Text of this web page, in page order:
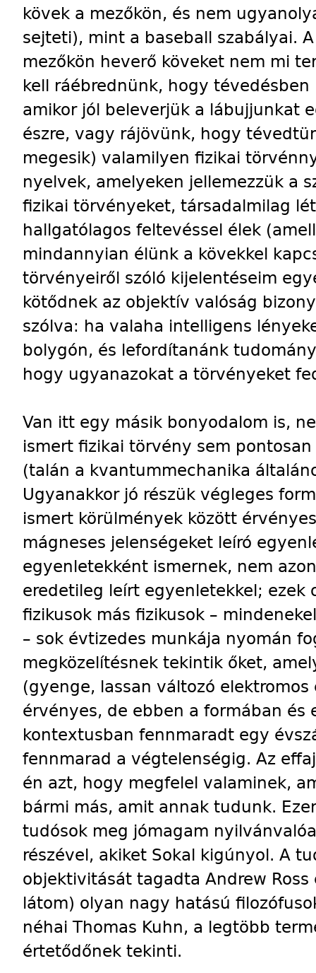
kövek a mezőkön, és nem
sejteti), mint a baseball szabályai.
mezőkön heverő köveket nem mi
kell ráébrednünk, hogy
amikor jól beleverjük a lábujjunkat
észre, vagy rájövünk, hogy
megesik) valamilyen fizikai
nyelvek, amelyeken jellemezzük a
fizikai törvényeket, társadalmilag
hallgatólagos feltevéssel élek
mindannyian élünk a kövekkel
törvényeiről szóló kijelentéseim
kötődnek az objektív valóság
szólva: ha valaha intelligens
bolygón, és lefordítanánk
hogy ugyanazokat a törvényeket
Van itt egy másik bonyodalom is,
ismert fizikai törvény sem
(talán a kvantummechanika
Ugyanakkor jó részük végleges
ismert körülmények között
mágneses jelenségeket leíró
egyenletekként ismernek, nem
eredetileg leírt egyenletekkel; ezek
fizikusok más fizikusok –
– sok évtizedes munkája nyomán
megközelítésnek tekintik őket,
(gyenge, lassan változó
érvényes, de ebben a formában és
kontextusban fennmaradt egy
fennmarad a végtelenségig. Az
én azt, hogy megfelel valaminek,
bármi más, amit annak tudunk.
tudósok meg jómagam
részével, akiket Sokal kigúnyol. A
objektivitását tagadta Andrew
látom) olyan nagy hatású
néhai Thomas Kuhn, a legtöbb
értetődőnek tekinti.